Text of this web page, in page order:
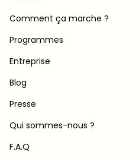
Comment ça marche ?
Programmes
Entreprise
Blog
Presse
Qui sommes-nous ?
F.A.Q